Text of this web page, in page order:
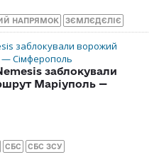
НАПРЯМОК ЗЄМЛЄДЄЛІЄ
заблокували
Маріуполь —
СБС СБС ЗСУ